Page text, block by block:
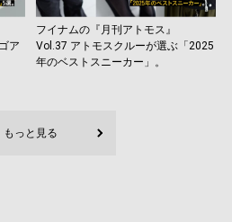
ア
フイナムの『月刊アトモス』
Vol.37 アトモスクルーが選ぶ「2025
年のベストスニーカー」。
もっと見る